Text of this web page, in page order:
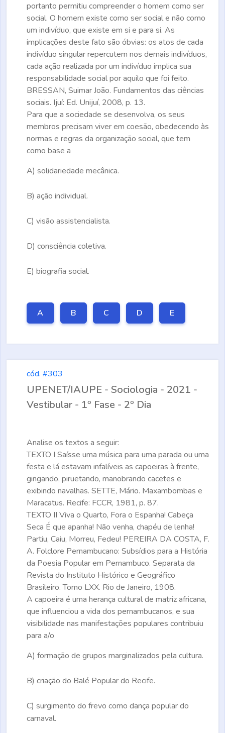
portanto permitiu compreender o homem como ser
social. O homem existe como ser social e não como
um indivíduo, que existe em si e para si. As
implicações deste fato são óbvias: os atos de cada
indivíduo singular repercutem nos demais indivíduos,
cada ação realizada por um indivíduo implica sua
responsabilidade social por aquilo que foi feito.
BRESSAN, Suimar João. Fundamentos das ciências
sociais. Ijuí: Ed. Unijuí, 2008, p. 13.
Para que a sociedade se desenvolva, os seus
membros precisam viver em coesão, obedecendo às
normas e regras da organização social, que tem
como base a
A) solidariedade mecânica.
B) ação individual.
C) visão assistencialista.
D) consciência coletiva.
E) biografia social.
A B C D E
cód. #303
UPENET/IAUPE - Sociologia - 2021 -
Vestibular - 1º Fase - 2º Dia
Analise os textos a seguir:
TEXTO I Saísse uma música para uma parada ou uma
festa e lá estavam infalíveis as capoeiras à frente,
gingando, piruetando, manobrando cacetes e
exibindo navalhas. SETTE, Mário. Maxambombas e
Maracatus. Recife: FCCR, 1981, p. 87.
TEXTO II Viva o Quarto, Fora o Espanha! Cabeça
Seca É que apanha! Não venha, chapéu de lenha!
Partiu, Caiu, Morreu, Fedeu! PEREIRA DA COSTA, F.
A. Folclore Pernambucano: Subsídios para a História
da Poesia Popular em Pernambuco. Separata da
Revista do Instituto Histórico e Geográfico
Brasileiro.Tomo LXX. Rio de Janeiro, 1908.
A capoeira é uma herança cultural de matriz africana,
que influenciou a vida dos pernambucanos, e sua
visibilidade nas manifestações populares contribuiu
para a/o
A) formação de grupos marginalizados pela cultura.
B) criação do Balé Popular do Recife.
C) surgimento do frevo como dança popular do
carnaval.